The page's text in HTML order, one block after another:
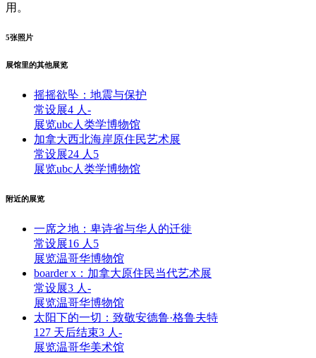
用。
5张照片
展馆里的其他展览
摇摇欲坠：地震与保护
常设展4 人 -
展览ubc人类学博物馆
加拿大西北海岸原住民艺术展
常设展24 人 5
展览ubc人类学博物馆
附近的展览
一席之地：卑诗省与华人的迁徙
常设展16 人 5
展览温哥华博物馆
boarder x：加拿大原住民当代艺术展
常设展3 人 -
展览温哥华博物馆
太阳下的一切：致敬安德鲁·格鲁夫特
127 天后结束3 人 -
展览温哥华美术馆